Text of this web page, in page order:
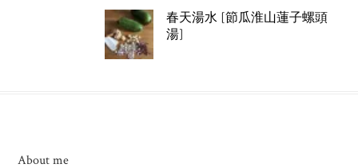
春天湯水 [節瓜淮山蓮子螺頭
湯]
About me